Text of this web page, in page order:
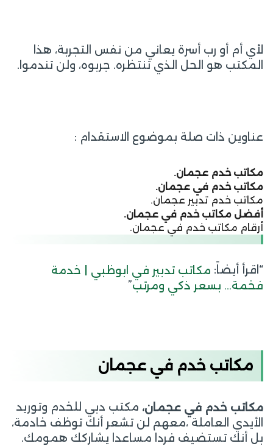
لأي أم أو رب أسرة يعاني من نفس التجربة، هذا
المكتب هو الحل الذي تنتظره. جربوه، ولن تندموا.
عناوين ذات صلة بموضوع الاستقدام :
مكاتب خدم عجمان.
مكاتب خدم في عجمان.
مكاتب خدم تدبير عجمان.
أفضل مكاتب خدم في عجمان.
أرقام مكاتب خدم في عجمان.
“اقرأ أيضاً: مكاتب تدبير في ابوظبي | خدمة
فخمة… بسعر ذكي ومرتب”
مكاتب خدم في عجمان
مكاتب خدم في عجمان، مكتب دبي للخدم وتوريد
الأيدي العاملة ،معهم لن تشعر أنك توظف خادمة،
بل أنك تستضيف فردا مساعدا يشاركك همومك.